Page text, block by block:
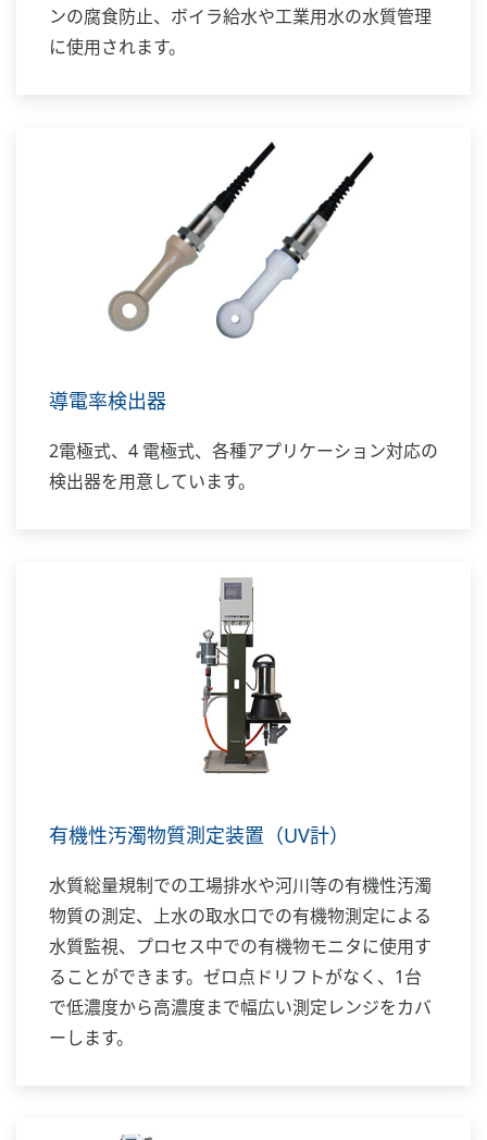
ンの腐食防止、ボイラ給水や工業用水の水質管理
に使用されます。
導電率検出器
2電極式、4 電極式、各種アプリケーション対応の
検出器を用意しています。
有機性汚濁物質測定装置（UV計）
水質総量規制での工場排水や河川等の有機性汚濁
物質の測定、上水の取水口での有機物測定による
水質監視、プロセス中での有機物モニタに使用す
ることができます。ゼロ点ドリフトがなく、1台
で低濃度から高濃度まで幅広い測定レンジをカバ
ーします。